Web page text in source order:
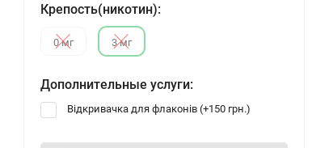
Крепость(никотин):
0 мг 3 мг
Дополнительные услуги:
Відкривачка для флаконів (+150 грн.)